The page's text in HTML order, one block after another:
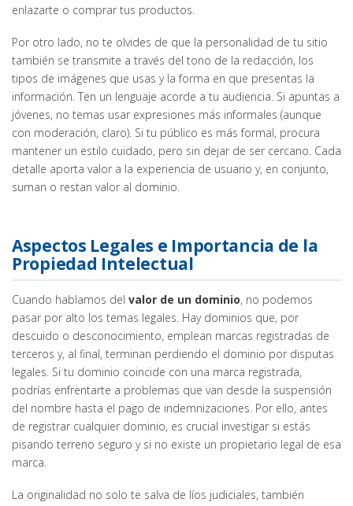
enlazarte o comprar tus productos.
Por otro lado, no te olvides de que la personalidad de tu sitio
también se transmite a través del tono de la redacción, los
tipos de imágenes que usas y la forma en que presentas la
información. Ten un lenguaje acorde a tu audiencia. Si apuntas a
jóvenes, no temas usar expresiones más informales (aunque
con moderación, claro). Si tu público es más formal, procura
mantener un estilo cuidado, pero sin dejar de ser cercano. Cada
detalle aporta valor a la experiencia de usuario y, en conjunto,
suman o restan valor al dominio.
Aspectos Legales e Importancia de la
Propiedad Intelectual
Cuando hablamos del valor de un dominio, no podemos
pasar por alto los temas legales. Hay dominios que, por
descuido o desconocimiento, emplean marcas registradas de
terceros y, al final, terminan perdiendo el dominio por disputas
legales. Si tu dominio coincide con una marca registrada,
podrías enfrentarte a problemas que van desde la suspensión
del nombre hasta el pago de indemnizaciones. Por ello, antes
de registrar cualquier dominio, es crucial investigar si estás
pisando terreno seguro y si no existe un propietario legal de esa
marca.
La originalidad no solo te salva de líos judiciales, también